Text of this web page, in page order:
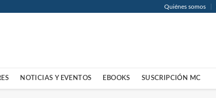
Quiénes somos
NOTICIAS Y EVENTOS EBOOKS SUSCRIPCIÓN MC